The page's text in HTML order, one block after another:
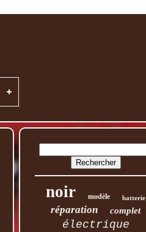
noir modèle batterie
réparation complet
électrique